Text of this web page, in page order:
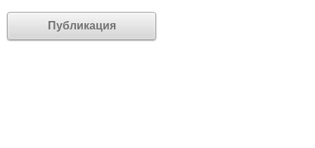
Публикация